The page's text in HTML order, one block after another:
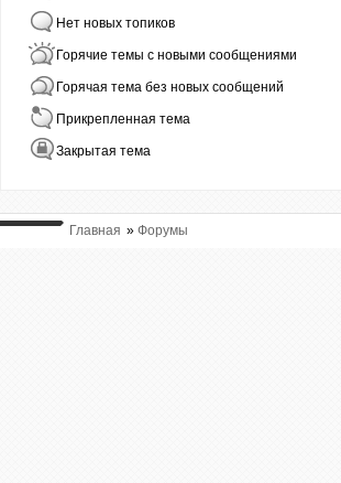
Нет новых топиков
Горячие темы с новыми сообщениями
Горячая тема без новых сообщений
Прикрепленная тема
Закрытая тема
Главная » Форумы